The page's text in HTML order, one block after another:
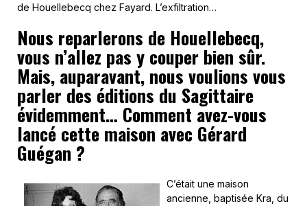
de Houellebecq chez Fayard. L’exfiltration…
Nous reparlerons de Houellebecq,
vous n’allez pas y couper bien sûr.
Mais, auparavant, nous voulions vous
parler des éditions du Sagittaire
évidemment… Comment avez-vous
lancé cette maison avec Gérard
Guégan ?
C’était une maison
ancienne, baptisée Kra, du